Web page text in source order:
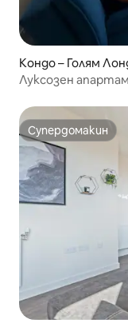
Кондо – Голям
Луксозен
Супердомакин
Супердомакин